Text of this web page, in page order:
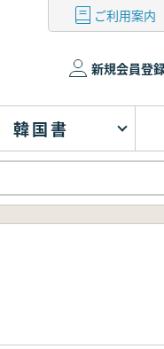
ご利用案内
新規会員登
韓国書